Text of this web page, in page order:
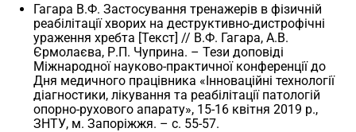
Гагара В.Ф. Застосування тренажерів в фізичній
реабілітації хворих на деструктивно-дистрофічні
ураження хребта [Текст] // В.Ф. Гагара, А.В.
Єрмолаєва, Р.П. Чуприна. – Тези доповіді
Міжнародної науково-практичної конференції до
Дня медичного працівника «Інноваційні технології
діагностики, лікування та реабілітації патологій
опорно-рухового апарату», 15-16 квітня 2019 р.,
ЗНТУ, м. Запоріжжя. – с. 55-57.